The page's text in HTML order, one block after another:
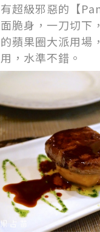
超級邪惡的【
脆身，一刀切下
蘋果圈大派用場
，水準不錯。